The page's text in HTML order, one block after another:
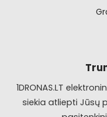
1DRONAS.LT
siekia atliepti Jūsų